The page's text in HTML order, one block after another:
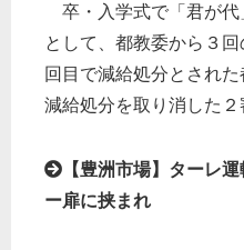
卒・入学式で「君が代
として、都教委から３
回目で減給処分とされた
減給処分を取り消した２
【豊洲市場】ターレ
ー扉に挟まれ